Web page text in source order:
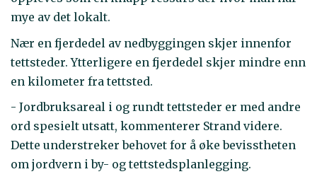
mye av det lokalt.
Nær en fjerdedel av nedbyggingen skjer innenfor
tettsteder. Ytterligere en fjerdedel skjer mindre enn
en kilometer fra tettsted.
- Jordbruksareal i og rundt tettsteder er med andre
ord spesielt utsatt, kommenterer Strand videre.
Dette understreker behovet for å øke bevisstheten
om jordvern i by- og tettstedsplanlegging.